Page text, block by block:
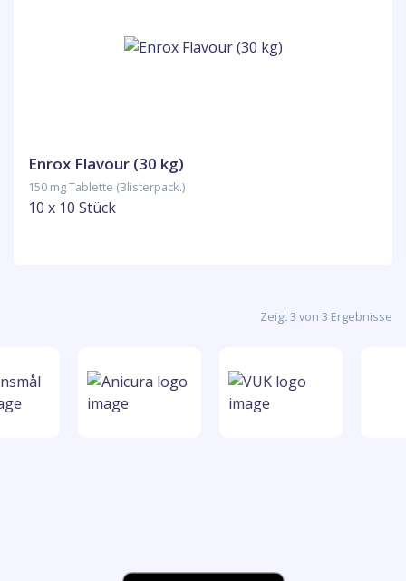
Enrox Flavour (30 kg)
150 mg Tablette (Blisterpack.)
10 x 10 Stück
Zeigt 3 von 3 Ergebnisse